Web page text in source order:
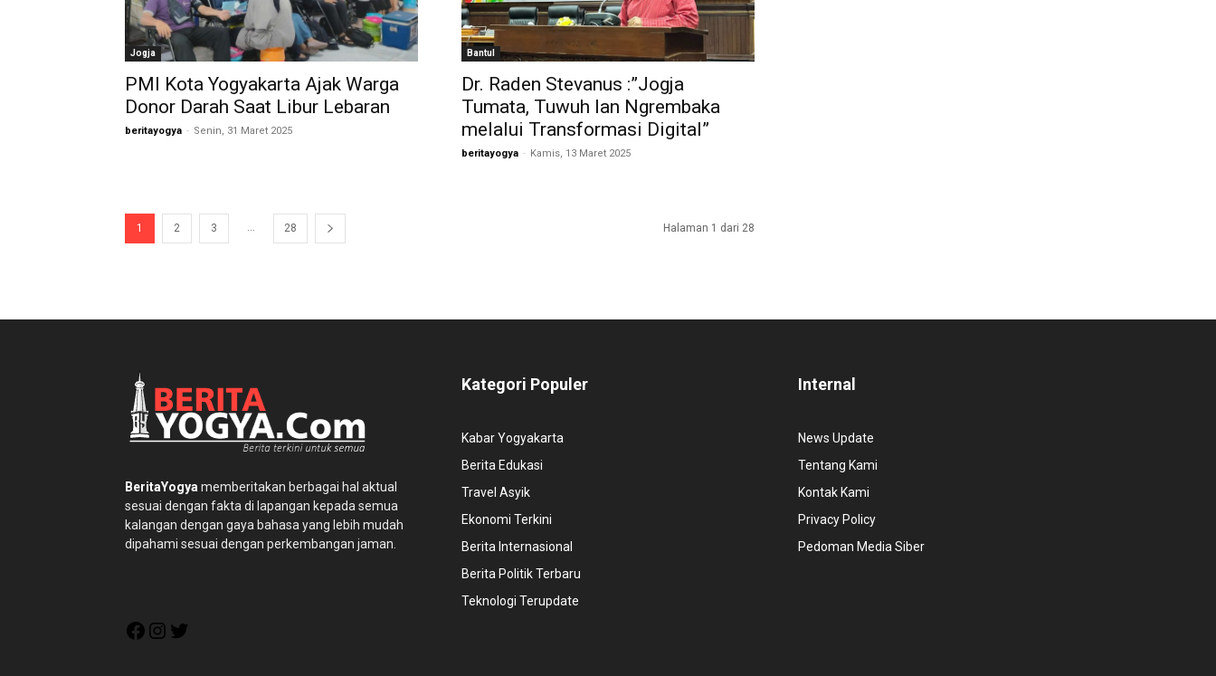
Jogja
PMI Kota Yogyakarta Ajak Warga
Donor Darah Saat Libur Lebaran
beritayogya - Senin, 31 Maret 2025
Bantul
Dr. Raden Stevanus :”Jogja
Tumata, Tuwuh lan Ngrembaka
melalui Transformasi Digital”
beritayogya - Kamis, 13 Maret 2025
1 2 3 ... 28 Halaman 1 dari 28
BeritaYogya memberitakan berbagai hal aktual
sesuai dengan fakta di lapangan kepada semua
kalangan dengan gaya bahasa yang lebih mudah
dipahami sesuai dengan perkembangan jaman.
FacebookInstagram
Kategori Populer
Kabar Yogyakarta
Berita Edukasi
Travel Asyik
Ekonomi Terkini
Berita Internasional
Berita Politik Terbaru
Teknologi Terupdate
Internal
News Update
Tentang Kami
Kontak Kami
Privacy Policy
Pedoman Media Siber